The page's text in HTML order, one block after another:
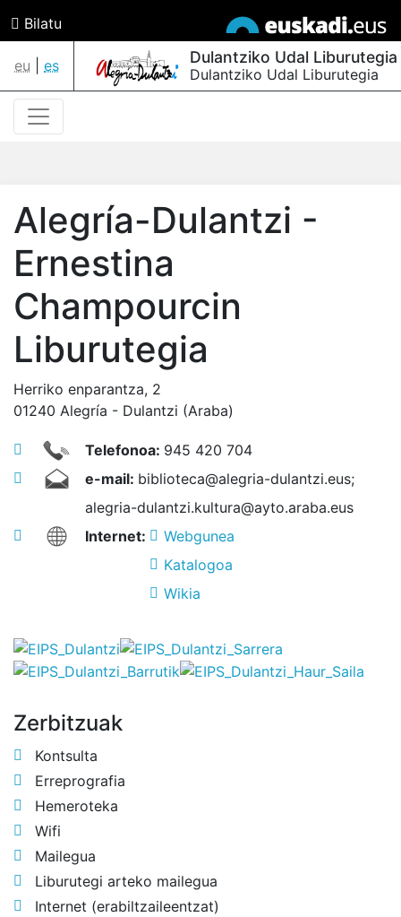
Bilatu
eu es Dulantziko Udal Liburutegia
Dulantziko Udal Liburutegia
Alegría-Dulantzi -
Ernestina
Champourcin
Liburutegia
Herriko enparantza, 2
01240 Alegría - Dulantzi (Araba)
Telefonoa: 945 420 704
e-mail: biblioteca@alegria-dulantzi.eus;
alegria-dulantzi.kultura@ayto.araba.eus
Internet:
Webgunea
Katalogoa
Wikia
Zerbitzuak
Kontsulta
Erreprografia
Hemeroteka
Wifi
Mailegua
Liburutegi arteko mailegua
Internet (erabiltzaileentzat)